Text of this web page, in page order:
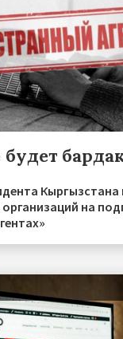
Кыргызстана
на